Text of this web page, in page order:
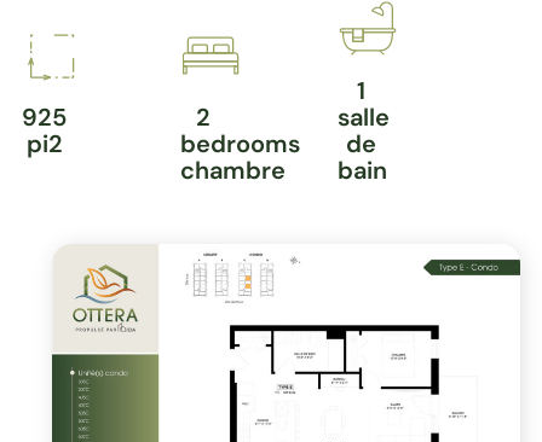
925
pi2
2
bedrooms
chambre
1
salle
de
bain